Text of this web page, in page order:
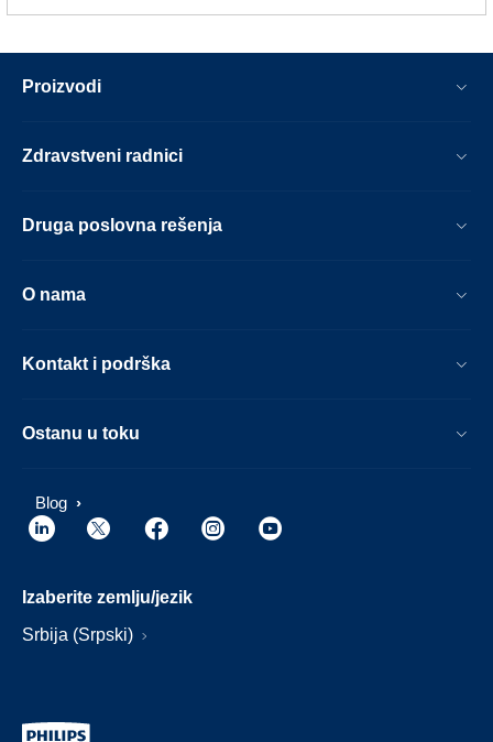
Proizvodi
Zdravstveni radnici
Druga poslovna rešenja
O nama
Kontakt i podrška
Ostanu u toku
Blog
Izaberite zemlju/jezik
Srbija (Srpski)